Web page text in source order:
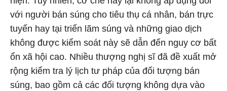
với người bán súng cho tiêu thụ cá nhân, bán trực
tuyến hay tại triển lãm súng và những giao dịch
không được kiểm soát này sẽ dẫn đến nguy cơ bất
ổn xã hội cao. Nhiều thượng nghị sĩ đã đề xuất mở
rộng kiểm tra lý lịch tư pháp của đối tượng bán
súng, bao gồm cả các đối tượng không dựa vào